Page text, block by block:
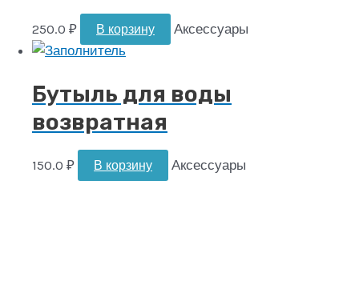
250.0 ₽ В корзину Аксессуары
Бутыль для воды
возвратная
150.0 ₽ В корзину Аксессуары